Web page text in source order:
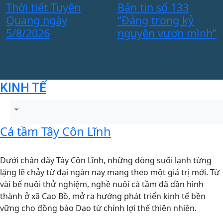
Thời tiết Tuyên
Quang ngày
5/8/2026
Bản tin số 133
“Đảng trong kỷ
nguyên vươn mình”
KINH TẾ
Cá tầm Tây Côn Lĩnh
Dưới chân dãy Tây Côn Lĩnh, những dòng suối lạnh từng
lặng lẽ chảy từ đại ngàn nay mang theo một giá trị mới. Từ
vài bể nuôi thử nghiệm, nghề nuôi cá tầm đã dần hình
thành ở xã Cao Bồ, mở ra hướng phát triển kinh tế bền
vững cho đồng bào Dao từ chính lợi thế thiên nhiên.